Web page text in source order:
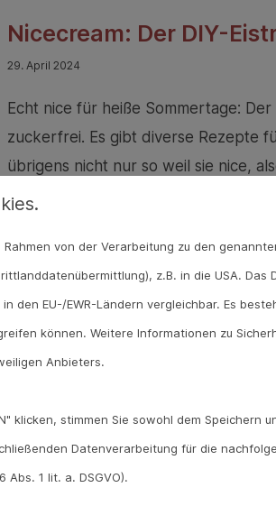
Nicecream: Der DIY-
29. April 2024
Echt nice für heiße Sommertage:
zuckerfrei. Es gibt diverse Rezepte
übrigens nicht nur so weil sie nice,
Kurzform von Banana, also Banane,
Ein echter Internet-
Nicecream ist ein echter Trend von
momentan fast 900.000 mal
dieses spezielle Eis. Aber eine
cremig, sie gibt dem Eis die Süße,
gut und beinhalten Magnesium und
Geschmack gestalten können, sind
Ende genauso groß wie an der
denn Nicecream lässt sich mit dem
von der Verarbeitung zu den
z.B. in die USA.
den EU-/EWR-Ländern vergleichbar. Es
können. Weitere Informationen zu
Anbieters.
klicken, stimmen Sie sowohl dem
Datenverarbeitung für die
Abs. 1 lit. a. DSGVO).